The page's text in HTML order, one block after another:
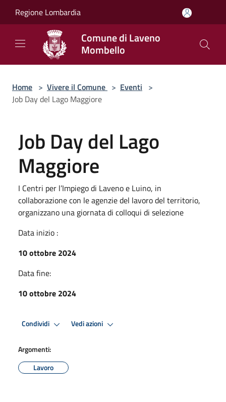
Regione Lombardia
Comune di Laveno
Mombello
Home > Vivere il Comune > Eventi >
Job Day del Lago Maggiore
Job Day del Lago
Maggiore
I Centri per l’Impiego di Laveno e Luino, in
collaborazione con le agenzie del lavoro del territorio,
organizzano una giornata di colloqui di selezione
Data inizio :
10 ottobre 2024
Data fine:
10 ottobre 2024
Condividi Vedi azioni
Argomenti:
Lavoro